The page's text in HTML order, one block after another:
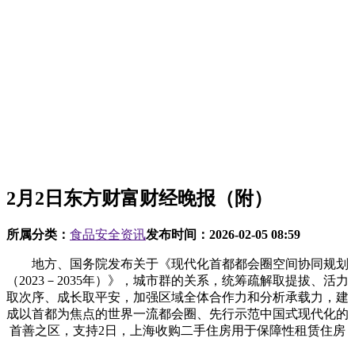
2月2日东方财富财经晚报（附）
所属分类： 食品安全资讯发布时间： 2026-02-05 08:59
地方、国务院发布关于《现代化首都都会圈空间协同规划
（2023－2035年）》，城市群的关系，统筹疏解取提拔、活力
取次序、成长取平安，加强区域全体合作力和分析承载力，建
成以首都为焦点的世界一流都会圈、先行示范中国式现代化的
首善之区，支持2日，上海收购二手住房用于保障性租赁住房